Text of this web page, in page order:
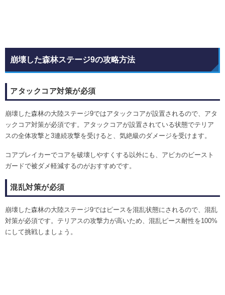
崩壊した森林ステージ9の攻略方法
アタックコア対策が必須
崩壊した森林の大陸ステージ9ではアタックコアが設置されるので、アタ
ックコア対策が必須です。アタックコアが設置されている状態でテリア
スの全体攻撃と3連続攻撃を受けると、気絶級のダメージを受けます。
コアブレイカーでコアを破壊しやすくする以外にも、アビカのビースト
ガードで被ダメ軽減するのがおすすめです。
混乱対策が必須
崩壊した森林の大陸ステージ9ではピースを混乱状態にされるので、混乱
対策が必須です。テリアスの攻撃力が高いため、混乱ピース耐性を100%
にして挑戦しましょう。